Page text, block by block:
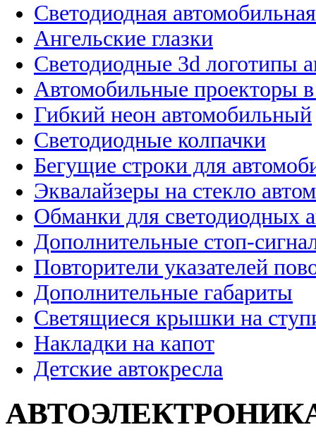
Светодиодная
Ангельские глазки
Светодиодные 3d логотипы
Автомобильные проекторы
Гибкий неон автомобильный
Светодиодные колпачки
Бегущие строки для
Эквалайзеры на стекло
Обманки для светодиодных
Дополнительные стоп-
Повторители указателей
Дополнительные габариты
Светящиеся крышки на
Накладки на капот
Детские автокресла